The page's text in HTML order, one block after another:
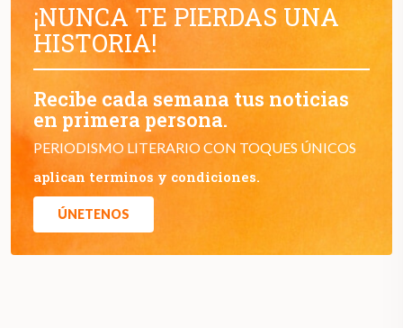
¡NUNCA TE PIERDAS UNA
HISTORIA!
Recibe cada semana tus noticias
en primera persona.
PERIODISMO LITERARIO CON TOQUES ÚNICOS
aplican terminos y condiciones.
ÚNETENOS